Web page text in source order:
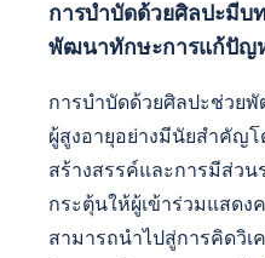
การบำบัดด้วยศิลปะมีบ
พัฒนาทักษะการแก้ปัญ
การบำบัดด้วยศิลปะช่วย
ผู้สูงอายุอย่างมีนัยสำคัญ
สร้างสรรค์และการมีส่ว
กระตุ้นให้ผู้เข้าร่วมแสด
สามารถนำไปสู่การคิดวิเ